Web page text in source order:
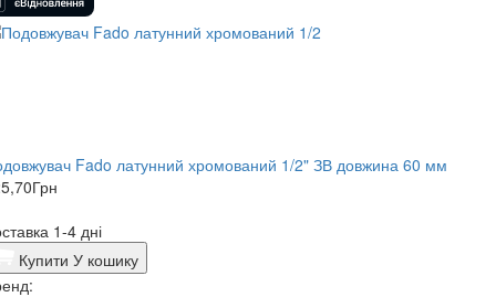
Fado латунний хромований 1/2" ЗВ довжина 60 мм
Грн
1-4 дні
Купити У кошику